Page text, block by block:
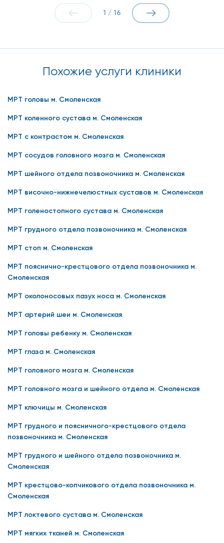
1 / 16
Похожие услуги клиники
МРТ головы м. Смоленская
МРТ коленного сустава м. Смоленская
МРТ с контрастом м. Смоленская
МРТ сосудов головного мозга м. Смоленская
МРТ шейного отдела позвоночника м. Смоленская
МРТ височно-нижнечелюстных суставов м. Смоленская
МРТ голеностопного сустава м. Смоленская
МРТ грудного отдела позвоночника м. Смоленская
МРТ стоп м. Смоленская
МРТ пояснично-крестцового отдела позвоночника м.
Смоленская
МРТ околоносовых пазух носа м. Смоленская
МРТ артерий шеи м. Смоленская
МРТ головы ребенку м. Смоленская
МРТ глаза м. Смоленская
МРТ головного мозга м. Смоленская
МРТ головного мозга и шейного отдела м. Смоленская
МРТ ключицы м. Смоленская
МРТ грудного и поясничного-крестцового отдела
позвоночника м. Смоленская
МРТ грудного и шейного отдела позвоночника м.
Смоленская
МРТ крестцово-копчикового отдела позвоночника м.
Смоленская
МРТ локтевого сустава м. Смоленская
МРТ мягких тканей м. Смоленская